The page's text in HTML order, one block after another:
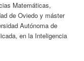
Matemáticas,
de Oviedo y máster
Autónoma de
en la Inteligencia